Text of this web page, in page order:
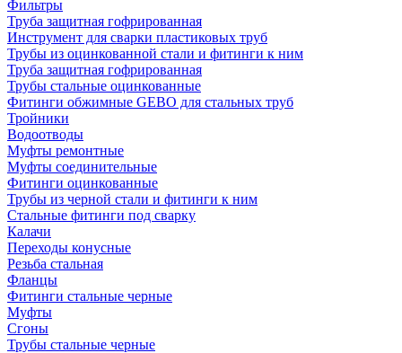
Фильтры
Труба защитная гофрированная
Инструмент для сварки пластиковых труб
Трубы из оцинкованной стали и фитинги к ним
Труба защитная гофрированная
Трубы стальные оцинкованные
Фитинги обжимные GEBO для стальных труб
Тройники
Водоотводы
Муфты ремонтные
Муфты соединительные
Фитинги оцинкованные
Трубы из черной стали и фитинги к ним
Стальные фитинги под сварку
Калачи
Переходы конусные
Резьба стальная
Фланцы
Фитинги стальные черные
Муфты
Сгоны
Трубы стальные черные